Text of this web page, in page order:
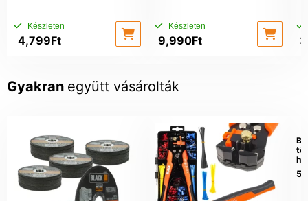
Készleten
4,799Ft
Készleten
9,990Ft
Gyakran együtt vásárolták
5